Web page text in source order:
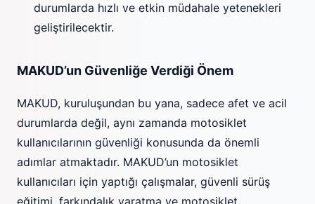
durumlarda hızlı ve etkin müdahale yetenekleri
geliştirilecektir.
MAKUD’un Güvenliğe Verdiği Önem
MAKUD, kuruluşundan bu yana, sadece afet ve acil
durumlarda değil, aynı zamanda motosiklet
kullanıcılarının güvenliği konusunda da önemli
adımlar atmaktadır. MAKUD’un motosiklet
kullanıcıları için yaptığı çalışmalar, güvenli sürüş
eğitimi, farkındalık yaratma ve motosiklet